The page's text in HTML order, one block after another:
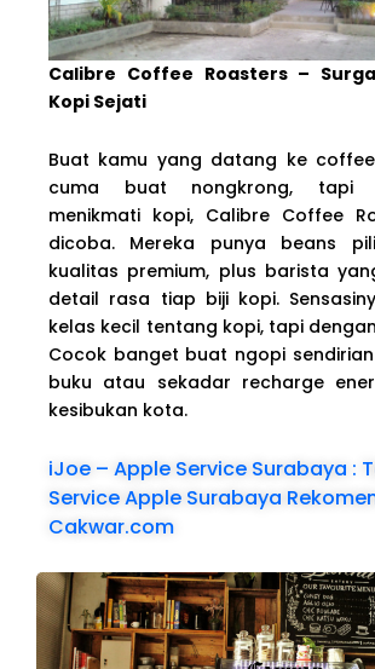
Calibre Coffee Roasters –
Kopi Sejati
Buat kamu yang datang ke
cuma buat nongkrong, tapi
menikmati kopi, Calibre Coffee
dicoba. Mereka punya beans
kualitas premium, plus barista
detail rasa tiap biji kopi.
kelas kecil tentang kopi, tapi
Cocok banget buat ngopi
buku atau sekadar recharge
kesibukan kota.
iJoe – Apple Service Surabaya :
Service Apple Surabaya
Cakwar.com